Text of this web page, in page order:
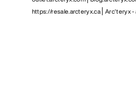
https://resale.arcteryx.ca Arc'teryx -